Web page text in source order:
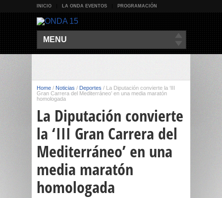
INICIO LA ONDA EVENTOS PROGRAMACIÓN
MENU
Home / Noticias / Deportes / La Diputación convierte la ‘III
Gran Carrera del Mediterráneo’ en una media maratón
homologada
La Diputación convierte
la ‘III Gran Carrera del
Mediterráneo’ en una
media maratón
homologada